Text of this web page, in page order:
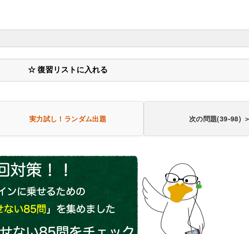
上昇
血圧、体温、心拍数、血糖値などが上昇
☆ 復習リストに入れる
実力試し！ ランダム出題 次の問題(39-98)